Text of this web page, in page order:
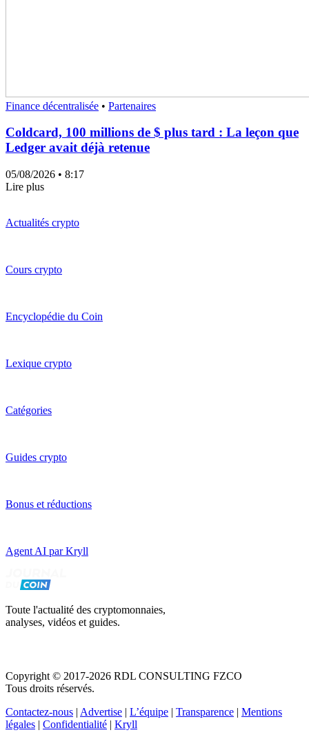
Finance décentralisée • Partenaires
Coldcard, 100 millions de $ plus tard : La leçon que
Ledger avait déjà retenue
05/08/2026 • 8:17
Lire plus
Actualités crypto
Cours crypto
Encyclopédie du Coin
Lexique crypto
Catégories
Guides crypto
Bonus et réductions
Agent AI par Kryll
Toute l'actualité des cryptomonnaies,
analyses, vidéos et guides.
Copyright © 2017-2026 RDL CONSULTING FZCO
Tous droits réservés.
Contactez-nous | Advertise | L’équipe | Transparence | Mentions
légales | Confidentialité | Kryll